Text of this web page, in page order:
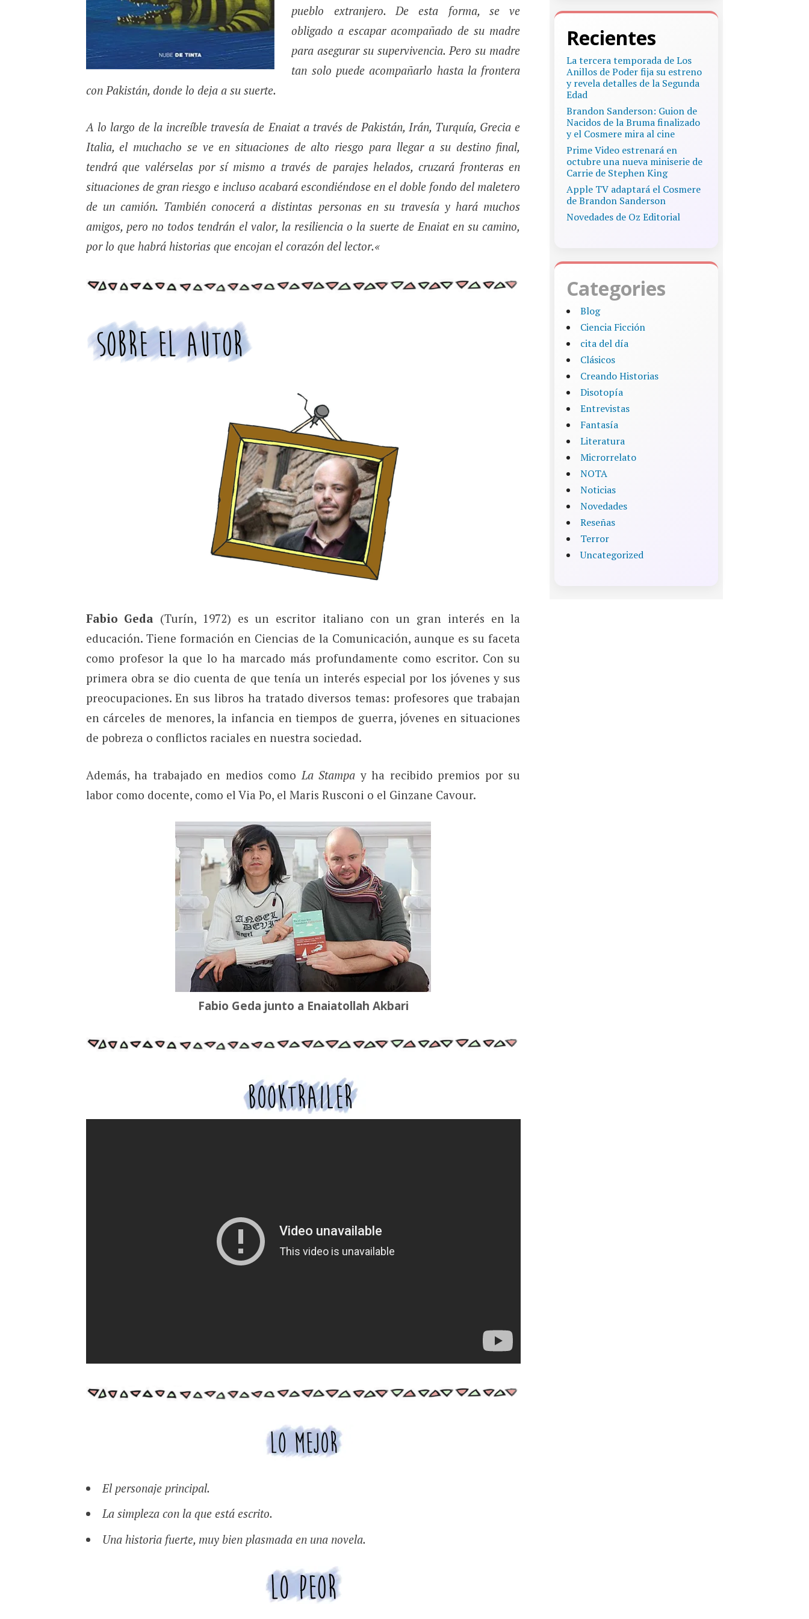
pueblo extranjero. De esta forma, se ve
obligado a escapar acompañado de su madre
para asegurar su supervivencia. Pero su madre
tan solo puede acompañarlo hasta la frontera
con Pakistán, donde lo deja a su suerte.
A lo largo de la increíble travesía de Enaiat a través de Pakistán, Irán, Turquía, Grecia e
Italia, el muchacho se ve en situaciones de alto riesgo para llegar a su destino final,
tendrá que valérselas por sí mismo a través de parajes helados, cruzará fronteras en
situaciones de gran riesgo e incluso acabará escondiéndose en el doble fondo del maletero
de un camión. También conocerá a distintas personas en su travesía y hará muchos
amigos, pero no todos tendrán el valor, la resiliencia o la suerte de Enaiat en su camino,
por lo que habrá historias que encojan el corazón del lector.«
Fabio Geda (Turín, 1972) es un escritor italiano con un gran interés en la
educación. Tiene formación en Ciencias de la Comunicación, aunque es su faceta
como profesor la que lo ha marcado más profundamente como escritor. Con su
primera obra se dio cuenta de que tenía un interés especial por los jóvenes y sus
preocupaciones. En sus libros ha tratado diversos temas: profesores que trabajan
en cárceles de menores, la infancia en tiempos de guerra, jóvenes en situaciones
de pobreza o conflictos raciales en nuestra sociedad.
Además, ha trabajado en medios como La Stampa y ha recibido premios por su
labor como docente, como el Via Po, el Maris Rusconi o el Ginzane Cavour.
Fabio Geda junto a Enaiatollah Akbari
El personaje principal.
La simpleza con la que está escrito.
Una historia fuerte, muy bien plasmada en una novela.
Recientes
La tercera temporada de Los
Anillos de Poder fija su estreno
y revela detalles de la Segunda
Edad
Brandon Sanderson: Guion de
Nacidos de la Bruma finalizado
y el Cosmere mira al cine
Prime Video estrenará en
octubre una nueva miniserie de
Carrie de Stephen King
Apple TV adaptará el Cosmere
de Brandon Sanderson
Novedades de Oz Editorial
Categories
Blog
Ciencia Ficción
cita del día
Clásicos
Creando Historias
Disotopía
Entrevistas
Fantasía
Literatura
Microrrelato
NOTA
Noticias
Novedades
Reseñas
Terror
Uncategorized